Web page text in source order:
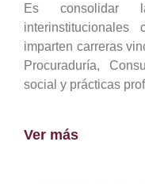
Es consolidar
imparten carreras
Procuraduría,
social y prácticas
Ver más